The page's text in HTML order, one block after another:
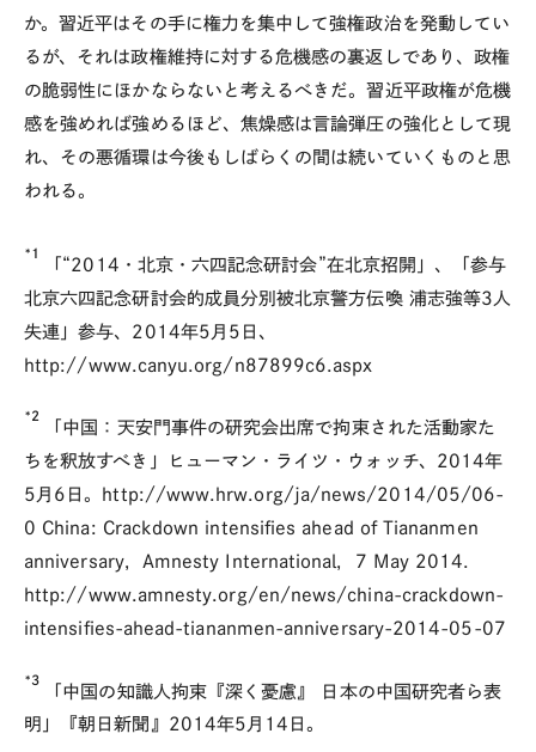
か。習近平はその手に権力を集中して強権政治を発動してい
るが、それは政権維持に対する危機感の裏返しであり、政権
の脆弱性にほかならないと考えるべきだ。習近平政権が危機
感を強めれば強めるほど、焦燥感は言論弾圧の強化として現
れ、その悪循環は今後もしばらくの間は続いていくものと思
われる。
*1
「“2014・北京・六四記念研討会”在北京招開」、「参与
北京六四記念研討会的成員分別被北京警方伝喚 浦志強等3人
失連」参与、2014年5月5日、
http://www.canyu.org/n87899c6.aspx
*2
「中国：天安門事件の研究会出席で拘束された活動家た
ちを釈放すべき」ヒューマン・ライツ・ウォッチ、2014年
5月6日。http://www.hrw.org/ja/news/2014/05/06-
0 China: Crackdown intensifies ahead of Tiananmen
anniversary，Amnesty International，7 May 2014．
http://www.amnesty.org/en/news/china-crackdown-
intensifies-ahead-tiananmen-anniversary-2014-05-07
*3
「中国の知識人拘束『深く憂慮』 日本の中国研究者ら表
明」『朝日新聞』2014年5月14日。